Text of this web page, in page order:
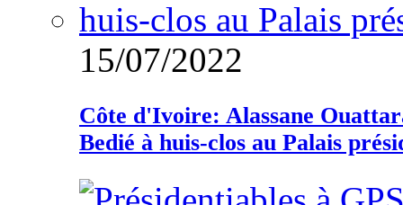
15/07/2022
Côte d'Ivoire: Alassane
Bedié à huis-clos au Palais